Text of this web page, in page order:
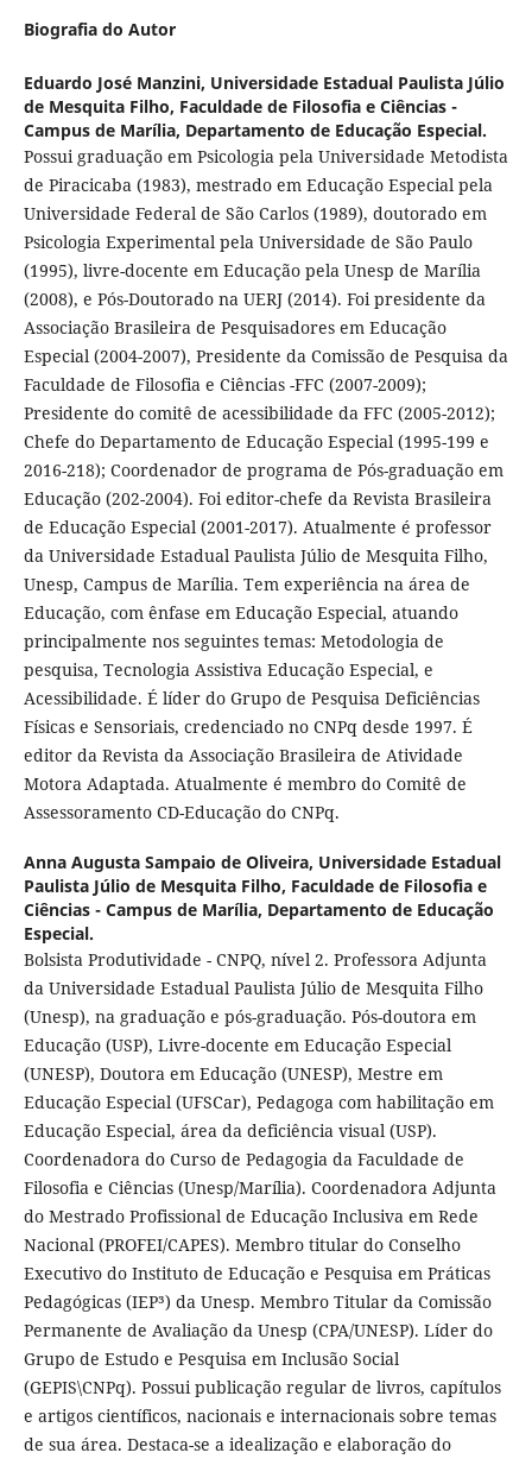
Biografia do Autor
Eduardo José Manzini, Universidade Estadual Paulista Júlio
de Mesquita Filho, Faculdade de Filosofia e Ciências -
Campus de Marília, Departamento de Educação Especial.
Possui graduação em Psicologia pela Universidade Metodista
de Piracicaba (1983), mestrado em Educação Especial pela
Universidade Federal de São Carlos (1989), doutorado em
Psicologia Experimental pela Universidade de São Paulo
(1995), livre-docente em Educação pela Unesp de Marília
(2008), e Pós-Doutorado na UERJ (2014). Foi presidente da
Associação Brasileira de Pesquisadores em Educação
Especial (2004-2007), Presidente da Comissão de Pesquisa da
Faculdade de Filosofia e Ciências -FFC (2007-2009);
Presidente do comitê de acessibilidade da FFC (2005-2012);
Chefe do Departamento de Educação Especial (1995-199 e
2016-218); Coordenador de programa de Pós-graduação em
Educação (202-2004). Foi editor-chefe da Revista Brasileira
de Educação Especial (2001-2017). Atualmente é professor
da Universidade Estadual Paulista Júlio de Mesquita Filho,
Unesp, Campus de Marília. Tem experiência na área de
Educação, com ênfase em Educação Especial, atuando
principalmente nos seguintes temas: Metodologia de
pesquisa, Tecnologia Assistiva Educação Especial, e
Acessibilidade. É líder do Grupo de Pesquisa Deficiências
Físicas e Sensoriais, credenciado no CNPq desde 1997. É
editor da Revista da Associação Brasileira de Atividade
Motora Adaptada. Atualmente é membro do Comitê de
Assessoramento CD-Educação do CNPq.
Anna Augusta Sampaio de Oliveira, Universidade Estadual
Paulista Júlio de Mesquita Filho, Faculdade de Filosofia e
Ciências - Campus de Marília, Departamento de Educação
Especial.
Bolsista Produtividade - CNPQ, nível 2. Professora Adjunta
da Universidade Estadual Paulista Júlio de Mesquita Filho
(Unesp), na graduação e pós-graduação. Pós-doutora em
Educação (USP), Livre-docente em Educação Especial
(UNESP), Doutora em Educação (UNESP), Mestre em
Educação Especial (UFSCar), Pedagoga com habilitação em
Educação Especial, área da deficiência visual (USP).
Coordenadora do Curso de Pedagogia da Faculdade de
Filosofia e Ciências (Unesp/Marília). Coordenadora Adjunta
do Mestrado Profissional de Educação Inclusiva em Rede
Nacional (PROFEI/CAPES). Membro titular do Conselho
Executivo do Instituto de Educação e Pesquisa em Práticas
Pedagógicas (IEP³) da Unesp. Membro Titular da Comissão
Permanente de Avaliação da Unesp (CPA/UNESP). Líder do
Grupo de Estudo e Pesquisa em Inclusão Social
(GEPIS\CNPq). Possui publicação regular de livros, capítulos
e artigos científicos, nacionais e internacionais sobre temas
de sua área. Destaca-se a idealização e elaboração do